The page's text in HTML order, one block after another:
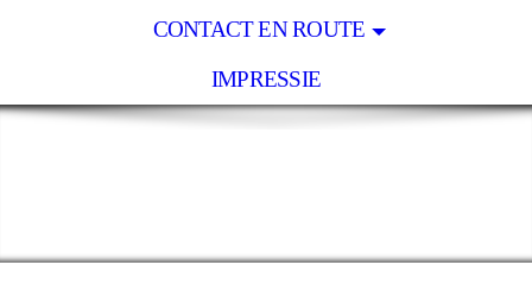
CONTACT EN ROUTE
IMPRESSIE